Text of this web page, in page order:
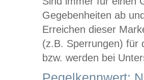
Gegebenheiten ab
Erreichen dieser
(z.B. Sperrungen) für
bzw. werden bei